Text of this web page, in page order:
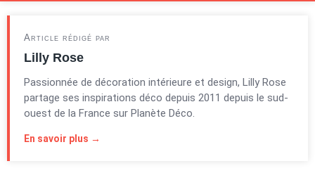
Article rédigé par
Lilly Rose
Passionnée de décoration intérieure et design, Lilly Rose
partage ses inspirations déco depuis 2011 depuis le sud-
ouest de la France sur Planète Déco.
En savoir plus →